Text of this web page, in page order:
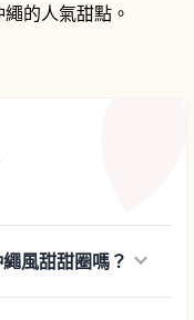
的人氣甜點。
風甜甜圈嗎？ keyboard_arrow_down